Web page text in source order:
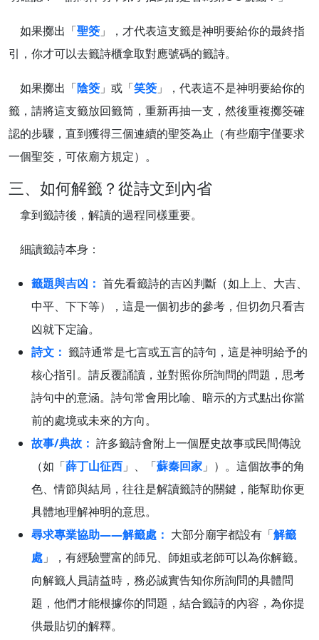
如果擲出「聖筊 」，才代表這支籤是神明要給你的最終指
引，你才可以去籤詩櫃拿取對應號碼的籤詩。
如果擲出「陰筊 」或「笑筊 」，代表這不是神明要給你的
籤，請將這支籤放回籤筒，重新再抽一支，然後重複擲筊確
認的步驟，直到獲得三個連續的聖筊為止（有些廟宇僅要求
一個聖筊，可依廟方規定）。
三、如何解籤？從詩文到內省
拿到籤詩後，解讀的過程同樣重要。
細讀籤詩本身：
籤題與吉凶： 首先看籤詩的吉凶判斷（如上上、大吉、
中平、下下等），這是一個初步的參考，但切勿只看吉
凶就下定論。
詩文： 籤詩通常是七言或五言的詩句，這是神明給予的
核心指引。請反覆誦讀，並對照你所詢問的問題，思考
詩句中的意涵。詩句常會用比喻、暗示的方式點出你當
前的處境或未來的方向。
故事/典故： 許多籤詩會附上一個歷史故事或民間傳說
（如「薛丁山征西 」、「蘇秦回家 」）。這個故事的角
色、情節與結局，往往是解讀籤詩的關鍵，能幫助你更
具體地理解神明的意思。
尋求專業協助——解籤處： 大部分廟宇都設有「解籤
處 」，有經驗豐富的師兄、師姐或老師可以為你解籤。
向解籤人員請益時，務必誠實告知你所詢問的具體問
題，他們才能根據你的問題，結合籤詩的內容，為你提
供最貼切的解釋。